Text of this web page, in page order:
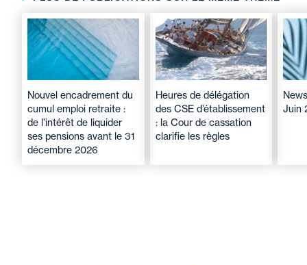
Nouvel encadrement du
cumul emploi retraite :
de l’intérêt de liquider
ses pensions avant le 31
décembre 2026
Heures de délégation
des CSE d’établissement
: la Cour de cassation
clarifie les règles
Juin